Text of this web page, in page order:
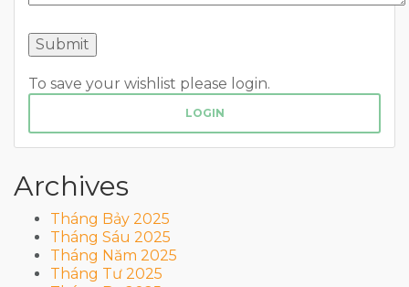
To save your wishlist please login.
LOGIN
Archives
Tháng Bảy 2025
Tháng Sáu 2025
Tháng Năm 2025
Tháng Tư 2025